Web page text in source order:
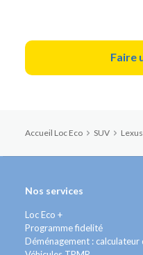
Faire
Accueil Loc Eco SUV
Nos services
Loc Eco +
Programme fidelité
Déménagement : calculateur